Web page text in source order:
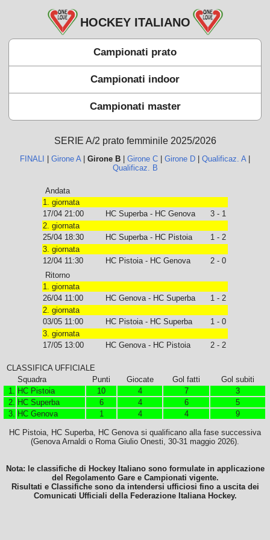
HOCKEY ITALIANO
Campionati prato
Campionati indoor
Campionati master
SERIE A/2 prato femminile 2025/2026
FINALI Girone A| Girone B Girone C Girone D Qualificaz. A|
Qualificaz. B
Andata
1. giornata
17/04 21:00
HC Superba - HC Genova
3 - 1
2. giornata
25/04 18:30
HC Superba - HC Pistoia
1 - 2
3. giornata
12/04 11:30
HC Pistoia - HC Genova
2 - 0
Ritorno
1. giornata
26/04 11:00
HC Genova - HC Superba
1 - 2
2. giornata
03/05 11:00
HC Pistoia - HC Superba
1 - 0
3. giornata
17/05 13:00
HC Genova - HC Pistoia 2 - 2
CLASSIFICA UFFICIALE
Squadra
Punti Giocate Gol fatti
Gol subiti
1.
HC Pistoia 10 4 7
3
2. HC Superba 6 4 6
5
3. HC Genova 1 4 4 9
HC Pistoia, HC Superba, HC Genova si qualificano alla fase successiva
(Genova Arnaldi o Roma Giulio Onesti, 30-31 maggio 2026).
Nota: le classifiche di Hockey Italiano sono formulate in applicazione
del Regolamento Gare e Campionati vigente.
Risultati e Classifiche sono da intendersi ufficiosi fino a uscita dei
Comunicati Ufficiali della Federazione Italiana Hockey.